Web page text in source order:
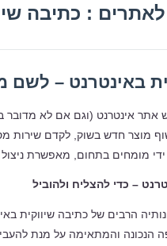
: כתיבה
באינטרנט – לשם
אינטרנט (וגם אם לא מדובר
מוצר חדש בשוק, לקדם שירות
ידי מומחים בתחום, מאפשרת
– כדי להצליח ולהוביל
הרבים של כתיבה שיווקית
והמתאימה על מנת